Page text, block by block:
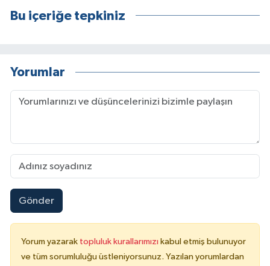
Bu içeriğe tepkiniz
Yorumlar
Gönder
Yorum yazarak topluluk kurallarımızı kabul etmiş bulunuyor
ve tüm sorumluluğu üstleniyorsunuz. Yazılan yorumlardan